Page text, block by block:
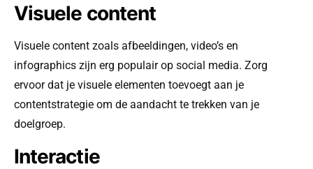
Visuele content
Visuele content zoals afbeeldingen, video’s en
infographics zijn erg populair op social media. Zorg
ervoor dat je visuele elementen toevoegt aan je
contentstrategie om de aandacht te trekken van je
doelgroep.
Interactie